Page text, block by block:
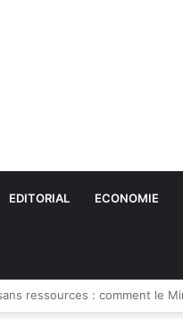
EDITORIAL ECONOMIE